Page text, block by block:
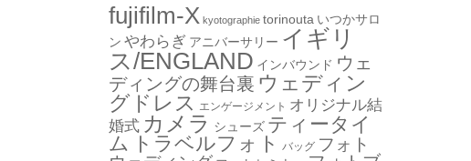
fujifilm-X kyotographie torinouta いつかサロ
ン やわらぎ アニバーサリー イギリ
ス/ENGLAND インバウンド ウェ
ディングの舞台裏 ウェディン
グドレス エンゲージメント オリジナル結
婚式 カメラ シューズ ティータイ
ム トラベルフォト バッグ フォト